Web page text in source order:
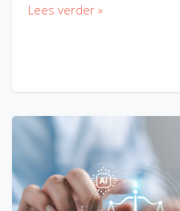
Lees verder »